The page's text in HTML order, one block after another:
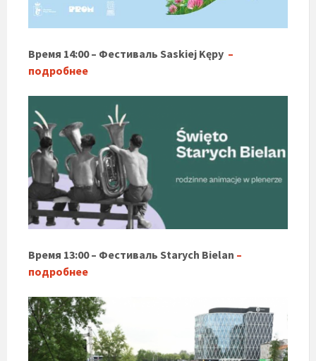
Время 14:00 – Фестиваль Saskiej Kępy –
подробнее
Время 13:00 – Фестиваль Starych Bielan –
подробнее